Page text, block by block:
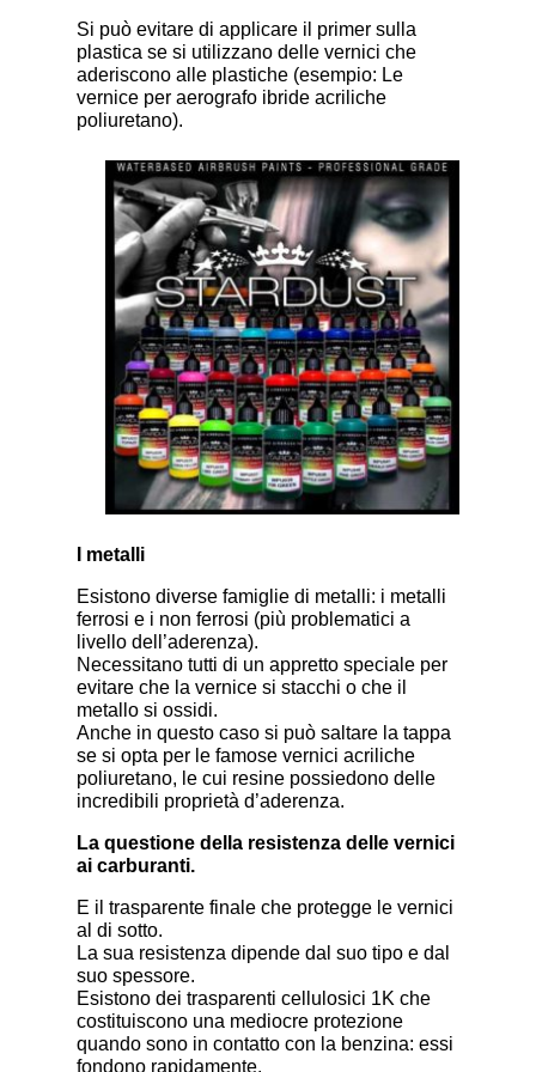
Si può evitare di applicare il primer sulla
plastica se si utilizzano delle vernici che
aderiscono alle plastiche (esempio: Le
vernice per aerografo ibride acriliche
poliuretano).
I metalli
Esistono diverse famiglie di metalli: i metalli
ferrosi e i non ferrosi (più problematici a
livello dell’aderenza).
Necessitano tutti di un appretto speciale per
evitare che la vernice si stacchi o che il
metallo si ossidi.
Anche in questo caso si può saltare la tappa
se si opta per le famose vernici acriliche
poliuretano, le cui resine possiedono delle
incredibili proprietà d’aderenza.
La questione della resistenza delle vernici
ai carburanti.
E il trasparente finale che protegge le vernici
al di sotto.
La sua resistenza dipende dal suo tipo e dal
suo spessore.
Esistono dei trasparenti cellulosici 1K che
costituiscono una mediocre protezione
quando sono in contatto con la benzina: essi
fondono rapidamente.